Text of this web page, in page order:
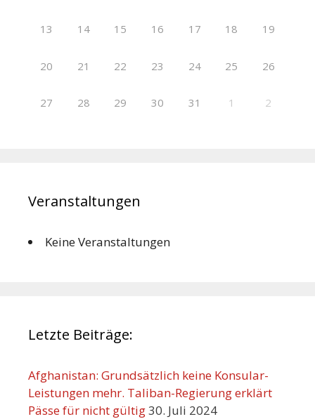
13 14 15 16 17 18 19
20 21 22 23 24 25 26
27 28 29 30 31 1 2
Veranstaltungen
Keine Veranstaltungen
Letzte Beiträge:
Afghanistan: Grundsätzlich keine Konsular-
Leistungen mehr. Taliban-Regierung erklärt
Pässe für nicht gültig30. Juli 2024